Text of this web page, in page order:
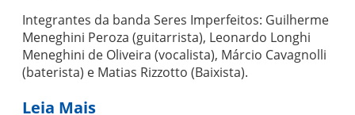
Integrantes da banda Seres Imperfeitos: Guilherme
Meneghini Peroza (guitarrista), Leonardo Longhi
Meneghini de Oliveira (vocalista), Márcio Cavagnolli
(baterista) e Matias Rizzotto (Baixista).
Leia Mais